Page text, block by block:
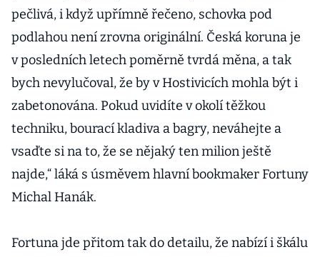
pečlivá, i když upřímně řečeno, schovka pod
podlahou není zrovna originální. Česká koruna je
v posledních letech poměrně tvrdá měna, a tak
bych nevylučoval, že by v Hostivicích mohla být i
zabetonována. Pokud uvidíte v okolí těžkou
techniku, bourací kladiva a bagry, neváhejte a
vsaďte si na to, že se nějaký ten milion ještě
najde,“ láká s úsměvem hlavní bookmaker Fortuny
Michal Hanák.
Fortuna jde přitom tak do detailu, že nabízí i škálu